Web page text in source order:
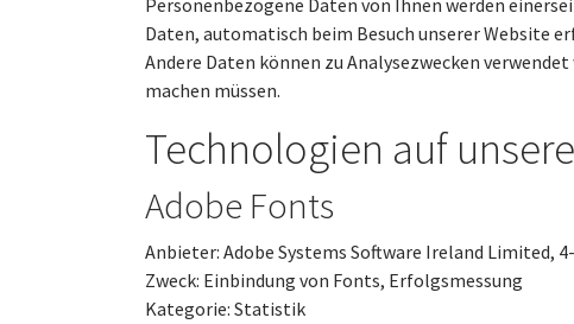
Personenbezogene Daten von Ihnen werden
Daten, automatisch beim Besuch unserer Website
Andere Daten können zu Analysezwecken
machen müssen.
Technologien auf
Adobe Fonts
Anbieter: Adobe Systems Software Ireland Limited,
Zweck: Einbindung von Fonts, Erfolgsmessung
Kategorie: Statistik